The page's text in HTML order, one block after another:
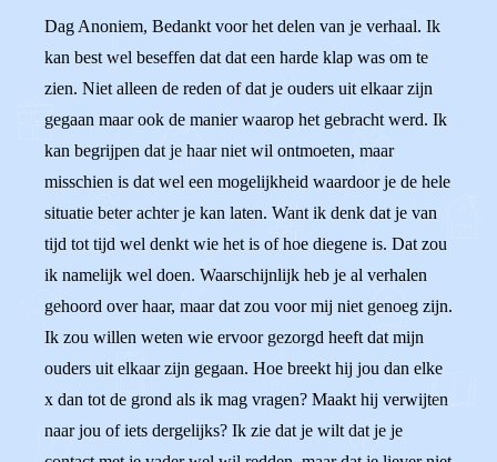
Dag Anoniem, Bedankt voor het delen van je verhaal. Ik
kan best wel beseffen dat dat een harde klap was om te
zien. Niet alleen de reden of dat je ouders uit elkaar zijn
gegaan maar ook de manier waarop het gebracht werd. Ik
kan begrijpen dat je haar niet wil ontmoeten, maar
misschien is dat wel een mogelijkheid waardoor je de hele
situatie beter achter je kan laten. Want ik denk dat je van
tijd tot tijd wel denkt wie het is of hoe diegene is. Dat zou
ik namelijk wel doen. Waarschijnlijk heb je al verhalen
gehoord over haar, maar dat zou voor mij niet genoeg zijn.
Ik zou willen weten wie ervoor gezorgd heeft dat mijn
ouders uit elkaar zijn gegaan. Hoe breekt hij jou dan elke
x dan tot de grond als ik mag vragen? Maakt hij verwijten
naar jou of iets dergelijks? Ik zie dat je wilt dat je je